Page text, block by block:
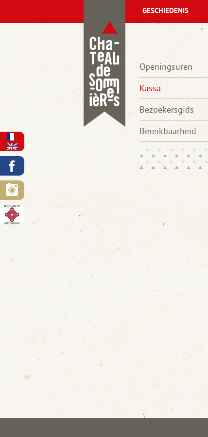
GESCHIEDENIS
Openingsuren
Kassa
Bezoekersgids
Bereikbaarheid